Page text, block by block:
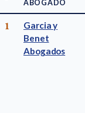
ABOGADO
1
Garcia y
Benet
Abogados